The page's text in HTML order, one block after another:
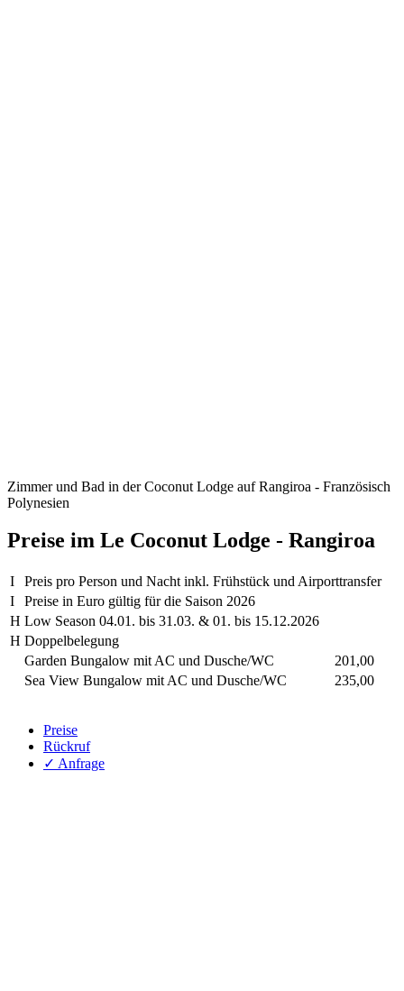
Zimmer und Bad in der Coconut Lodge auf Rangiroa - Französisch
Polynesien
Preise im Le Coconut Lodge - Rangiroa
I
Preis pro Person und Nacht inkl. Frühstück und Airporttransfer
I
Preise in Euro gültig für die Saison 2026
H Low Season 04.01. bis 31.03. & 01. bis 15.12.2026
H Doppelbelegung
Garden Bungalow mit AC und Dusche/WC
201,00
Sea View Bungalow mit AC und Dusche/WC
235,00
Preise
Rückruf
✓ Anfrage